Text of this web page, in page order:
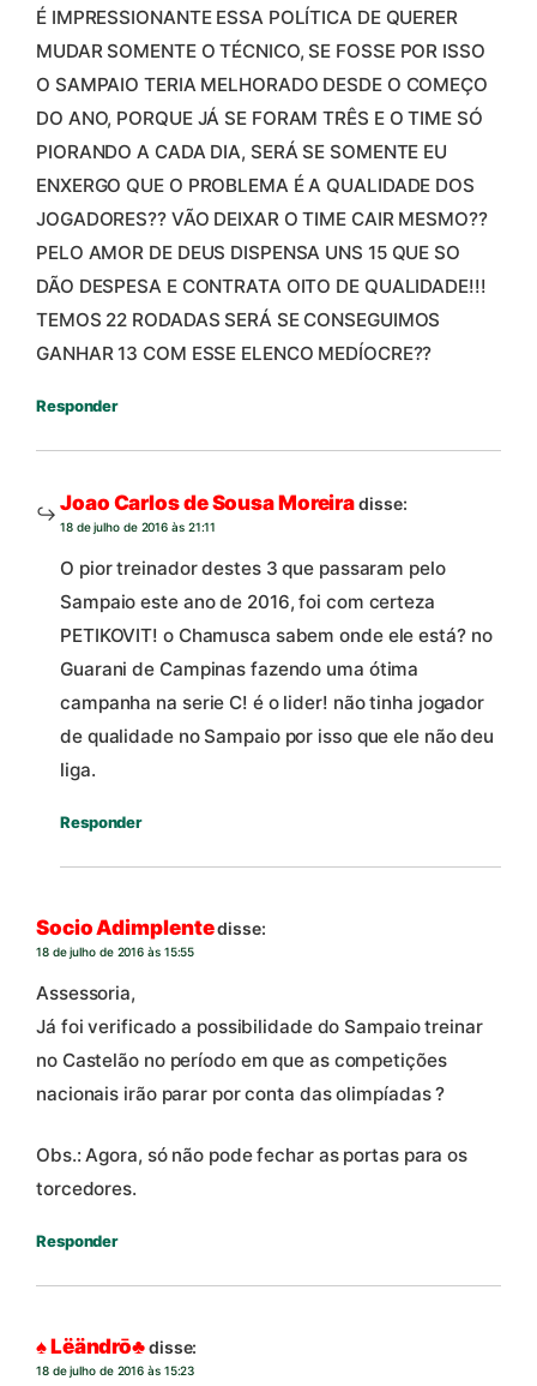
É IMPRESSIONANTE ESSA POLÍTICA DE QUERER
MUDAR SOMENTE O TÉCNICO, SE FOSSE POR ISSO
O SAMPAIO TERIA MELHORADO DESDE O COMEÇO
DO ANO, PORQUE JÁ SE FORAM TRÊS E O TIME SÓ
PIORANDO A CADA DIA, SERÁ SE SOMENTE EU
ENXERGO QUE O PROBLEMA É A QUALIDADE DOS
JOGADORES?? VÃO DEIXAR O TIME CAIR MESMO??
PELO AMOR DE DEUS DISPENSA UNS 15 QUE SO
DÃO DESPESA E CONTRATA OITO DE QUALIDADE!!!
TEMOS 22 RODADAS SERÁ SE CONSEGUIMOS
GANHAR 13 COM ESSE ELENCO MEDÍOCRE??
Responder
Joao Carlos de Sousa Moreiradisse:
18 de julho de 2016 às 21:11
O pior treinador destes 3 que passaram pelo
Sampaio este ano de 2016, foi com certeza
PETIKOVIT! o Chamusca sabem onde ele está? no
Guarani de Campinas fazendo uma ótima
campanha na serie C! é o lider! não tinha jogador
de qualidade no Sampaio por isso que ele não deu
liga.
Responder
Socio Adimplentedisse:
18 de julho de 2016 às 15:55
Assessoria,
Já foi verificado a possibilidade do Sampaio treinar
no Castelão no período em que as competições
nacionais irão parar por conta das olimpíadas ?
Obs.: Agora, só não pode fechar as portas para os
torcedores.
Responder
♠ Lëändrō♣disse:
18 de julho de 2016 às 15:23